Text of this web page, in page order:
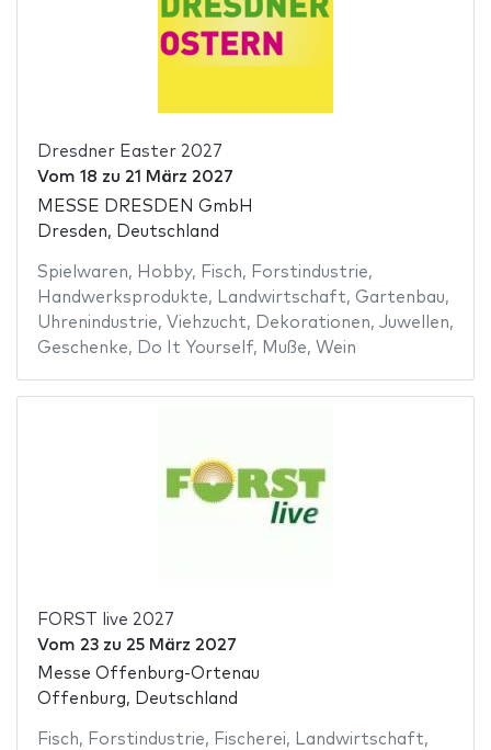
Dresdner Easter 2027
Vom 18 zu 21 März 2027
MESSE DRESDEN GmbH
Dresden, Deutschland
Spielwaren, Hobby, Fisch, Forstindustrie,
Handwerksprodukte, Landwirtschaft, Gartenbau,
Uhrenindustrie, Viehzucht, Dekorationen, Juwellen,
Geschenke, Do It Yourself, Muße, Wein
FORST live 2027
Vom 23zu 25 März 2027
Messe Offenburg-Ortenau
Offenburg, Deutschland
Fisch, Forstindustrie, Fischerei, Landwirtschaft,